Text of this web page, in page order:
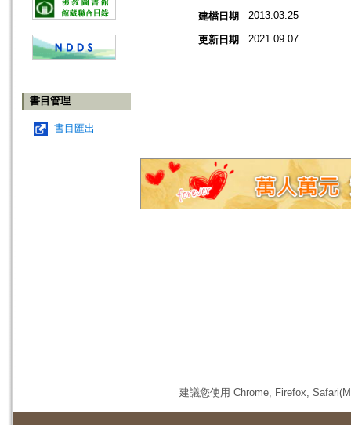
書目管理
書目匯出
建檔日期 2013.03.25
更新日期 2021.09.07
建議您使用 Chrome, Firefox,